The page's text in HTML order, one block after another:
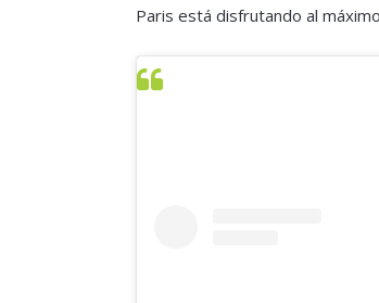
Paris está disfrutando al